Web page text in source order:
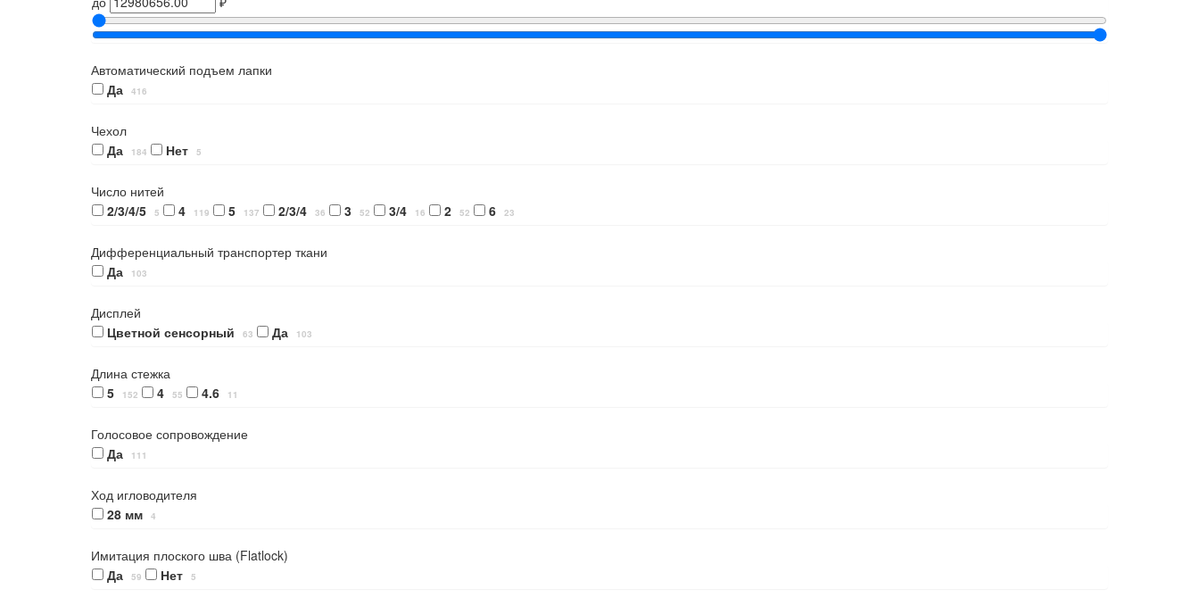
Автоматический подъем лапки
Да
416
Чехол
Да
184 Нет 5
Число нитей
2/3/4/5
5 4 119 5 137 2/3/4 36 3 52 3/4 16 2 52 6 23
Дифференциальный транспортер ткани
Да
103
Дисплей
Цветной сенсорный
63 Да 103
Длина стежка
5
152 4 55 4.6 11
Голосовое сопровождение
Да
111
Ход игловодителя
28 мм
4
Имитация плоского шва (Flatlock)
Да
59 Нет 5